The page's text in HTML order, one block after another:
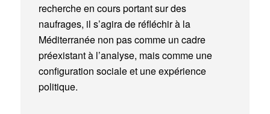
recherche en cours portant sur des
naufrages, il s’agira de réfléchir à la
Méditerranée non pas comme un cadre
préexistant à l’analyse, mais comme une
configuration sociale et une expérience
politique.